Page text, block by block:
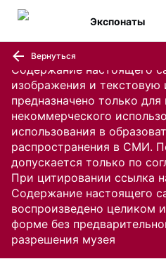
Содержание настоящего
изображения и
предназначено только для
некоммерческого
использования в
распространения в СМИ.
допускается только по
При цитировании ссылка
Содержание настоящего
воспроизведено целиком
форме без
разрешения музея
Экспонаты
Вернуться